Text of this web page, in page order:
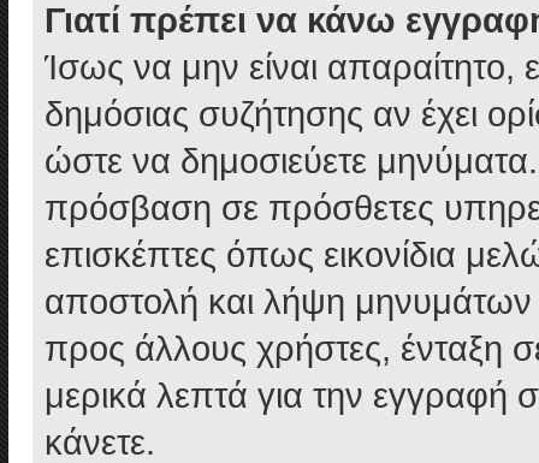
Γιατί πρέπει να κάνω
Ίσως να μην είναι απαραίτητο,
δημόσιας συζήτησης αν έχει
ώστε να δημοσιεύετε
πρόσβαση σε πρόσθετες
επισκέπτες όπως εικονίδια
αποστολή και λήψη μηνυμάτων
προς άλλους χρήστες, ένταξη
μερικά λεπτά για την
κάνετε.